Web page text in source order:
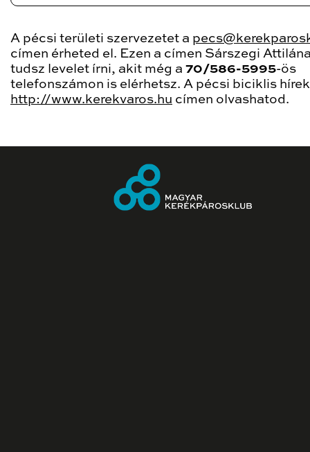
A pécsi területi szervezetet a
címen érheted el. Ezen a címen Sárszegi
tudsz levelet írni, akit még a 70/586-5995-ös
telefonszámon is elérhetsz. A pécsi biciklis
http://www.kerekvaros.hu címen olvashatod.